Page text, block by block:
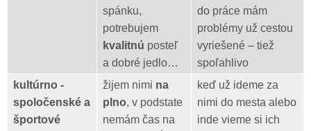
spánku,
potrebujem
kvalitnú posteľ
a dobré jedlo…
do práce mám
problémy už cestou
vyriešené – tiež
spoľahlivo
kultúrno -
spoločenské a
športové
žijem nimi na
plno, v podstate
nemám čas na
keď už ideme za
nimi do mesta alebo
inde vieme si ich